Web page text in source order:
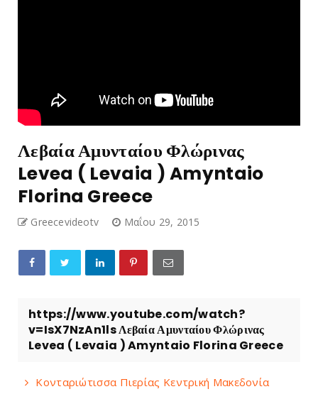
Λεβαία Αμυνταίου Φλώρινας
Levea ( Levaia ) Amyntaio
Florina Greece
Greecevideotv Μαΐου 29, 2015
https://www.youtube.com/watch?
v=IsX7NzAn1ls Λεβαία Αμυνταίου Φλώρινας
Levea ( Levaia ) Amyntaio Florina Greece
Κονταριώτισσα Πιερίας Κεντρική Μακεδονία